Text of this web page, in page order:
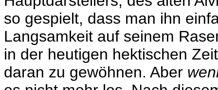
so gespielt, dass man ihn
Langsamkeit auf seinem
in der heutigen hektischen
daran zu gewöhnen. Aber